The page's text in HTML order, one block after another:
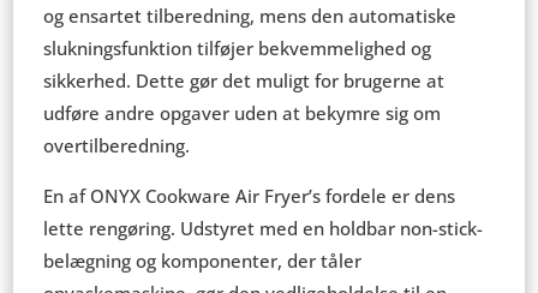
og ensartet tilberedning, mens den automatiske
slukningsfunktion tilføjer bekvemmelighed og
sikkerhed. Dette gør det muligt for brugerne at
udføre andre opgaver uden at bekymre sig om
overtilberedning.
En af ONYX Cookware Air Fryer’s fordele er dens
lette rengøring. Udstyret med en holdbar non-stick-
belægning og komponenter, der tåler